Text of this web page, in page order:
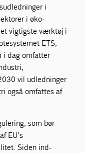
i
i øko-
vigtigste værktøj i
ETS,
i dag omfatter
vil udledninger
også omfattes af
som bør
EU’s
Siden ind-